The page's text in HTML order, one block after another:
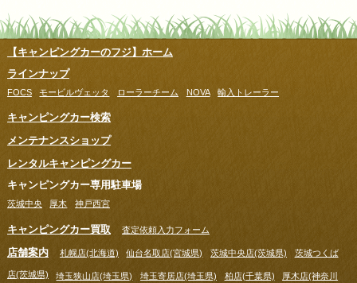
【キャンピングカーのフジ】ホーム
ラインナップ
FOCS モービルヴェッタ ローラーチーム NOVA 輸入トレーラー
キャンピングカー検索
メンテナンスショップ
レンタルキャンピングカー
キャンピングカー専用駐車場
茨城中央 厚木 神戸西宮
キャンピングカー買取 査定依頼入力フォーム
店舗案内 札幌店(北海道) 仙台名取店(宮城県) 茨城中央店(茨城県) 茨城つくば
店(茨城県) 埼玉狭山店(埼玉県) 埼玉寄居店(埼玉県) 柏店(千葉県) 厚木店(神奈川